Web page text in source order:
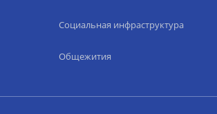
Социальная инфраструктура
Общежития